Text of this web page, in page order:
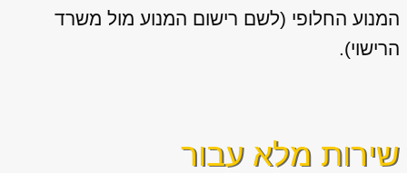
המנוע החלופי (לשם רישום המנוע מול משרד
הרישוי).
שירות מלא עבור